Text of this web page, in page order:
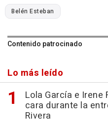
Belén Esteban
Contenido patrocinado
Lo más leído
Lola García e Irene
cara durante la
Rivera